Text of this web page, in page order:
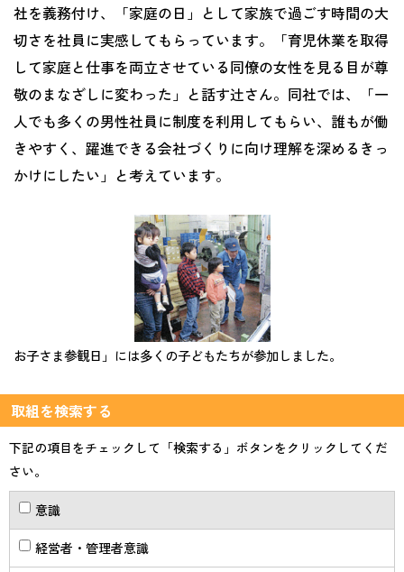
社を義務付け、「家庭の日」として家族で過ごす時間の大
切さを社員に実感してもらっています。「育児休業を取得
して家庭と仕事を両立させている同僚の女性を見る目が尊
敬のまなざしに変わった」と話す辻さん。同社では、「一
人でも多くの男性社員に制度を利用してもらい、誰もが働
きやすく、躍進できる会社づくりに向け理解を深めるきっ
かけにしたい」と考えています。
お子さま参観日」には多くの子どもたちが参加しました。
取組を検索する
下記の項目をチェックして「検索する」ボタンをクリックしてくだ
さい。
意識
経営者・管理者意識